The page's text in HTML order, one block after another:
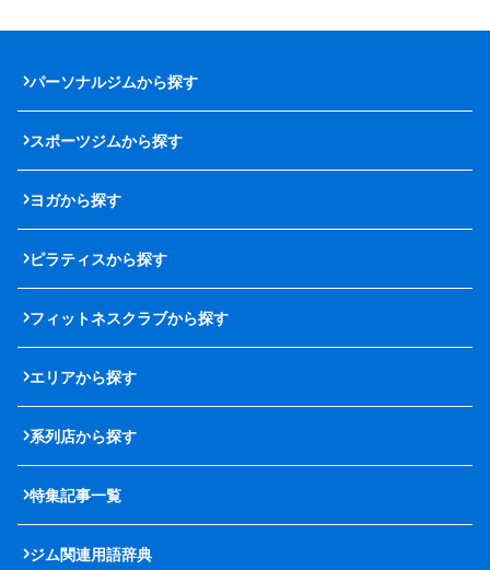
パーソナルジムから探す
スポーツジムから探す
ヨガから探す
ピラティスから探す
フィットネスクラブから探す
エリアから探す
系列店から探す
特集記事一覧
ジム関連用語辞典